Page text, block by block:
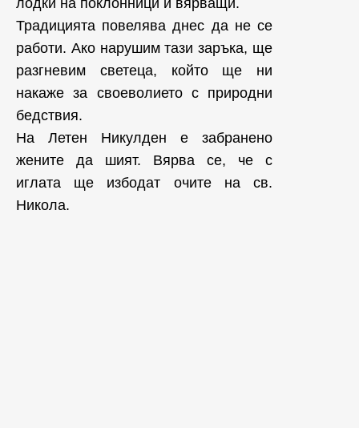
лодки на поклонници и вярващи.
Традицията повелява днес да не се
работи. Ако нарушим тази заръка, ще
разгневим светеца, който ще ни
накаже за своеволието с природни
бедствия.
На Летен Никулден е забранено
жените да шият. Вярва се, че с
иглата ще избодат очите на св.
Никола.